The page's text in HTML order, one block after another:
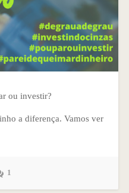
ou investir?
a diferença. Vamos ver
1